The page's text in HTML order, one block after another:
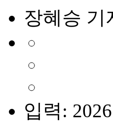
장혜승 기
입력: